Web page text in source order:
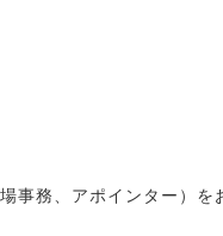
事務、アポインター）を